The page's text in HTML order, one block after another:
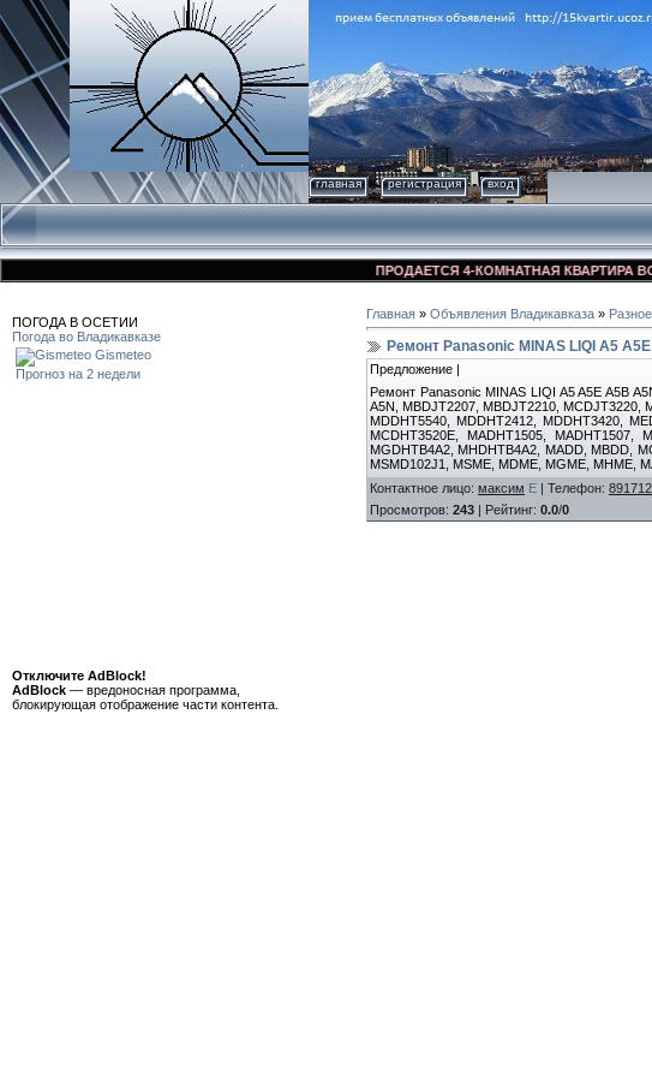
главная регистрация вход
ПРОДАЕТСЯ 4-КОМНАТНАЯ КВАРТИРА ВО
ПОГОДА В ОСЕТИИ
Погода во Владикавказе
Gismeteo
Прогноз на 2 недели
Отключите AdBlock!
AdBlock — вредоносная программа,
блокирующая отображение части контента.
Главная » Объявления Владикавказа » Разное
Ремонт Panasonic MINAS LIQI A5
Предложение |
Ремонт Panasonic MINAS LIQI A5 A5E A5B
A5N, MBDJT2207, MBDJT2210, MCDJT3220,
MDDHT5540, MDDHT2412, MDDHT3420,
MCDHT3520E, MADHT1505, MADHT1507,
MGDHTB4A2, MHDHTB4A2, MADD, MBDD,
MSMD102J1, MSME, MDME, MGME, MHME,
Контактное лицо: максим E | Телефон:
Просмотров: 243 | Рейтинг: 0.0/0